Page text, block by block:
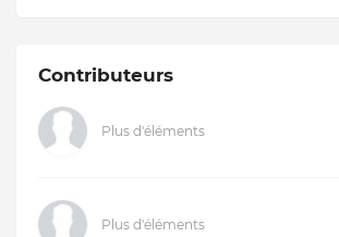
Contributeurs
Plus d'éléments
Plus d'éléments